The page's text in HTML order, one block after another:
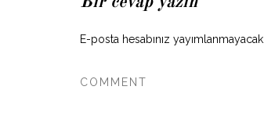
E-posta hesabınız yayımlanmayacak.